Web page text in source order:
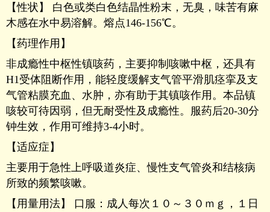
【性状】 白色或类白色结晶性粉末，无臭，味苦有麻
木感在水中易溶解。熔点146-156℃。
【药理作用】
非成瘾性中枢性镇咳药，主要抑制咳嗽中枢，还具有
H1受体阻断作用，能轻度缓解支气管平滑肌痉挛及支
气管粘膜充血、水肿，亦有助于其镇咳作用。本品镇
咳较可待因弱，但无耐受性及成瘾性。服药后20-30分
钟生效，作用可维持3-4小时。
【适应症】
主要用于急性上呼吸道炎症、慢性支气管炎和结核病
所致的频繁咳嗽。
【用量用法】 口服：成人每次１０～３０ｍｇ，１日